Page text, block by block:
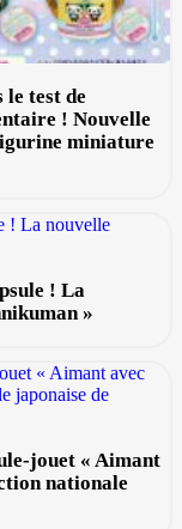
le test de
! Nouvelle
miniature
! La
»
jouet « Aimant
nationale